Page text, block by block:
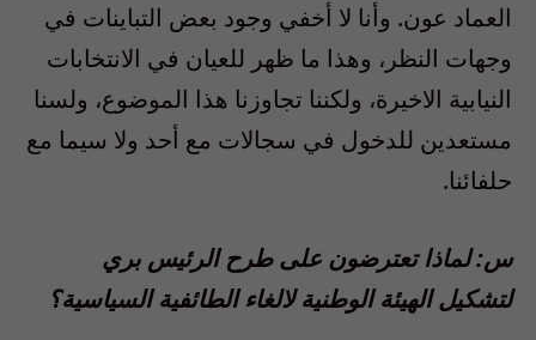
العماد عون. وأنا لا أخفي وجود بعض التباينات في
وجهات النظر، وهذا ما ظهر للعيان في الانتخابات
النيابية الاخيرة، ولكننا تجاوزنا هذا الموضوع، ولسنا
مستعدين للدخول في سجالات مع أحد ولا سيما مع
حلفائنا.
س: لماذا تعترضون على طرح الرئيس بري
لتشكيل الهيئة الوطنية لالغاء الطائفية السياسية؟